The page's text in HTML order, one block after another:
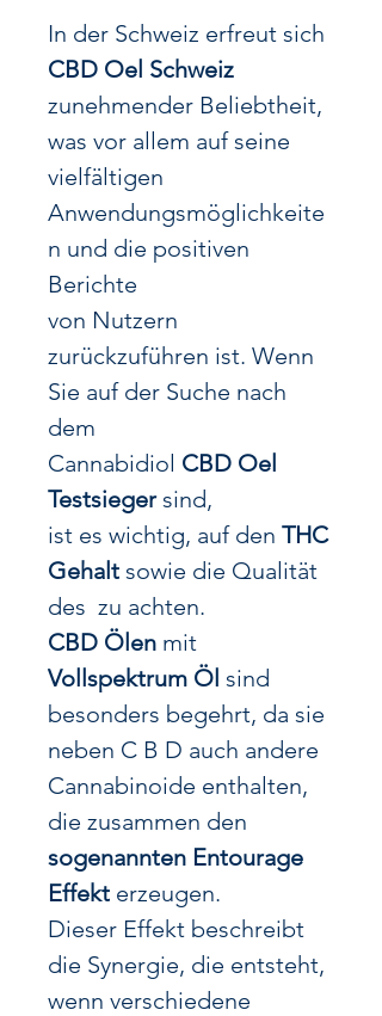
In der Schweiz erfreut sich
CBD Oel Schweiz
zunehmender Beliebtheit,
was vor allem auf seine
vielfältigen
Anwendungsmöglichkeite
n und die positiven
Berichte
von Nutzern
zurückzuführen ist. Wenn
Sie auf der Suche nach
dem
Cannabidiol CBD Oel
Testsiegersind,
ist es wichtig, auf den THC
Gehalt sowie die Qualität
des zu achten.
CBD Ölen mit
Vollspektrum Öl sind
besonders begehrt, da sie
neben C B D auch andere
Cannabinoide enthalten,
die zusammen den
sogenannten Entourage
Effekt erzeugen.
Dieser Effekt beschreibt
die Synergie, die entsteht,
wenn verschiedene